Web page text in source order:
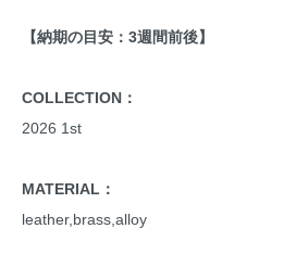
【納期の目安：3週間前後】
COLLECTION：
2026 1st
MATERIAL：
leather,brass,alloy